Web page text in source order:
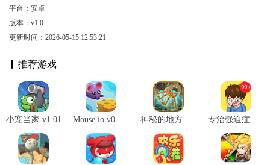
平台：安卓
版本：v1.0
更新时间：2026-05-15 12:53:21
推荐游戏
小宠当家 v1.01